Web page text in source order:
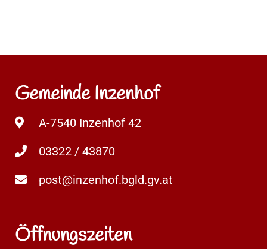
Gemeinde Inzenhof
A-7540 Inzenhof 42
03322 / 43870
post@inzenhof.bgld.gv.at
Öffnungszeiten